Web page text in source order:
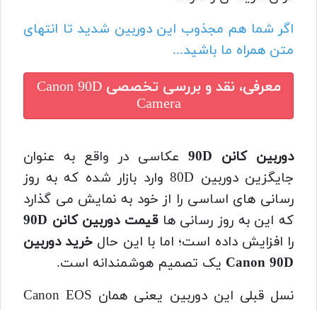
اگر شما هم مجذوب این دوربین شدید تا انتهای
متن همراه ما باشید...
معرفی، نقد و بررسی تخصصیCanon 90D
Camera
دوربین کانن 90D
عکاسی در واقع به عنوان
جایگزین دوربین 80D وارد بازار شده که به روز
رسانی های اساسی را از خود به نمایش می گذارد
که این به روز رسانی هاقیمت دوربین کانن 90D
را افزایش داده است؛ اما با این حال خرید دوربین
Canon 90D یک تصمیم هوشمندانه است.
نسل قبلی این دوربین یعنی همان Canon EOS